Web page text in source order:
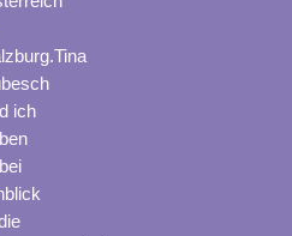
ich